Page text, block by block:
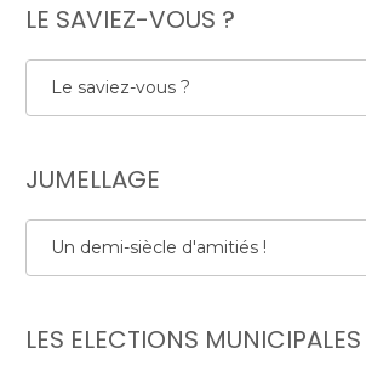
LE SAVIEZ-VOUS ?
Le saviez-vous ?
JUMELLAGE
Un demi-siècle d'amitiés !
LES ELECTIONS MUNICIPALES